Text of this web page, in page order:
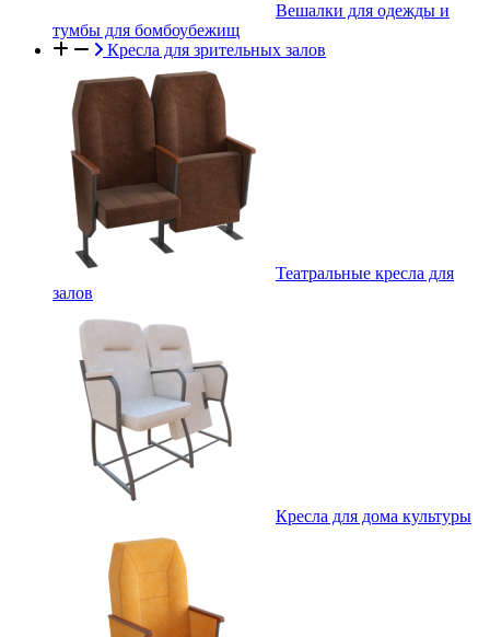
Вешалки для одежды и
тумбы для бомбоубежищ
Кресла для зрительных залов
Театральные кресла для
залов
Кресла для дома культуры